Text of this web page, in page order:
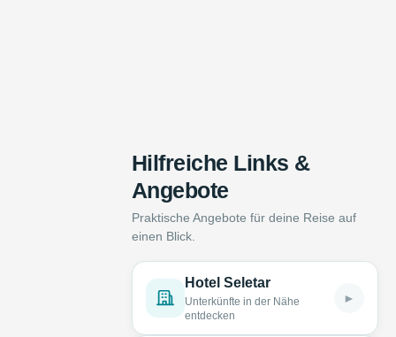
Hilfreiche Links &
Angebote
Praktische Angebote für deine Reise auf
einen Blick.
Hotel Seletar
Unterkünfte in der Nähe
entdecken
►